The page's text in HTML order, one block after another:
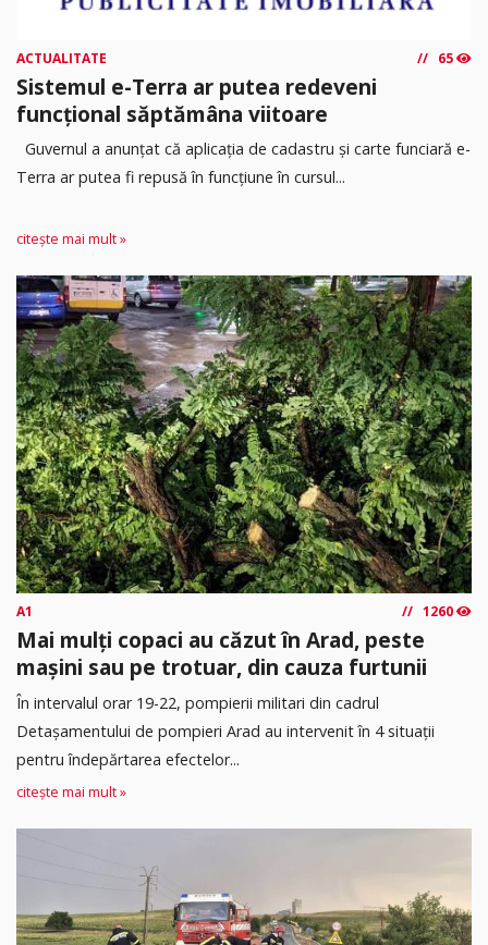
ACTUALITATE 65
Sistemul e-Terra ar putea redeveni
funcțional săptămâna viitoare
Guvernul a anunțat că aplicația de cadastru și carte funciară e-
Terra ar putea fi repusă în funcțiune în cursul...
citește mai mult »
A1 1260
Mai mulți copaci au căzut în Arad, peste
mașini sau pe trotuar, din cauza furtunii
În intervalul orar 19-22, pompierii militari din cadrul
Detașamentului de pompieri Arad au intervenit în 4 situații
pentru îndepărtarea efectelor...
citește mai mult »